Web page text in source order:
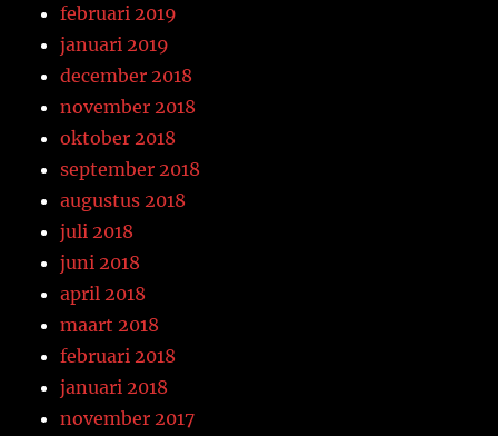
februari 2019
januari 2019
december 2018
november 2018
oktober 2018
september 2018
augustus 2018
juli 2018
juni 2018
april 2018
maart 2018
februari 2018
januari 2018
november 2017